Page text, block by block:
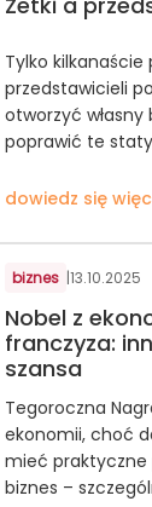
Tylko
przedstawicieli
otworzyć własny
poprawić te
dowiedz się
biznes |13.10.2025
Nobel z
franczyza:
szansa
Tegoroczna
ekonomii, choć
mieć praktyczne
biznes –